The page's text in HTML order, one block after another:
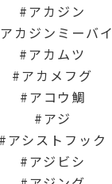
アカジン
アカジンミーバイ
アカムツ
アカメフグ
アコウ鯛
アジ
アシストフック
アジビシ